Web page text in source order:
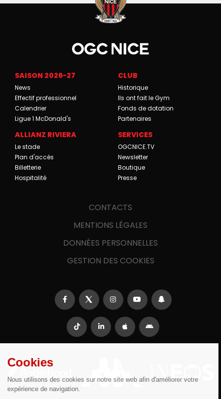
SAISON 2026-27
News
Effectif professionnel
Calendrier
Ligue 1 McDonald's
CLUB
Historique
Ils ont fait le Gym
Fonds de dotation
Partenaires
ALLIANZ RIVIERA
Le stade
Plan d'accès
Billetterie
Hospitalité
SERVICES
OGCNICE.TV
Newsletter
Boutique
Presse
CONTACTS
MENTIONS LÉGALES
DONNÉES PERSONNELLES
GESTION DES COOKIES